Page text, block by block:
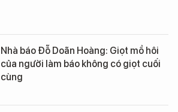
Nhà báo Đỗ Doãn Hoàng: Giọt mồ hôi
của người làm báo không có giọt cuối
cùng